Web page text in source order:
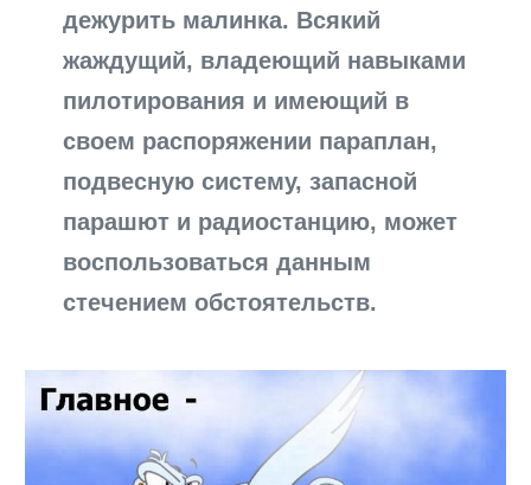
дежурить малинка. Всякий
жаждущий, владеющий навыками
пилотирования и имеющий в
своем распоряжении параплан,
подвесную систему, запасной
парашют и радиостанцию, может
воспользоваться данным
стечением обстоятельств.